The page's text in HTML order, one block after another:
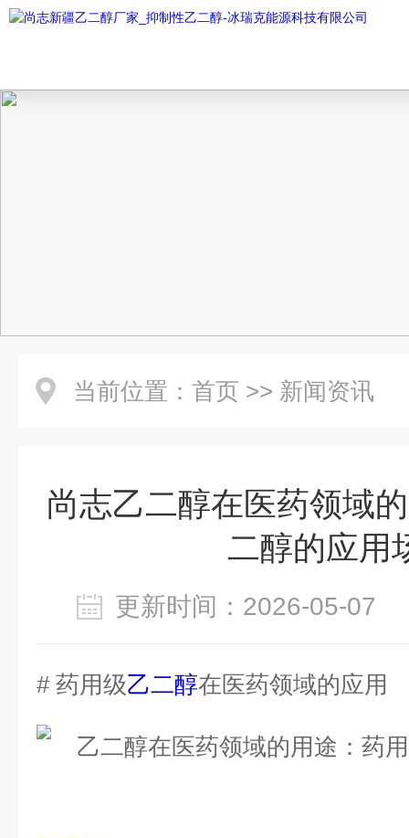
当前位置： 首页 >> 新闻资讯
尚志乙二醇在医药领域
二醇的应用
更新时间：2026-05-
# 药用级乙二醇在医药领域的应用